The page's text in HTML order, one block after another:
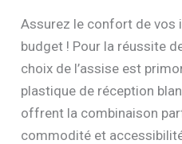
Assurez le confort de vos
budget ! Pour la réussite
choix de l’assise est
plastique de réception
offrent la combinaison
commodité et accessibilité.